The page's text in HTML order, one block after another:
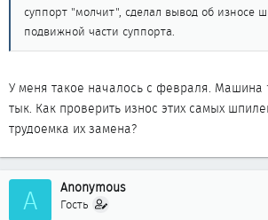
суппорт "молчит", сделал вывод об износе
подвижной части суппорта.
У меня такое началось с февраля. Машина
тык. Как проверить износ этих самых
трудоемка их замена?
A Anonymous
Гость